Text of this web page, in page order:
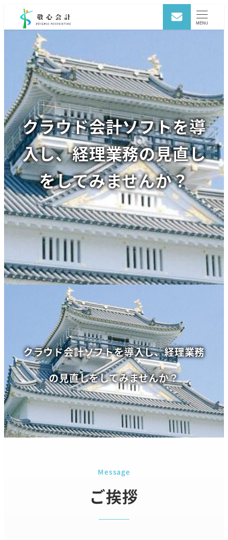
MENU
クラウド会計ソフトを導
入し、経理業務の見直し
をしてみませんか？
クラウド会計ソフトを導入し、経理業務
の見直しをしてみませんか？
Message
ご挨拶